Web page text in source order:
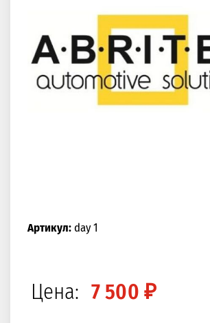
Артикул:day 1
Цена: 7 500 ₽